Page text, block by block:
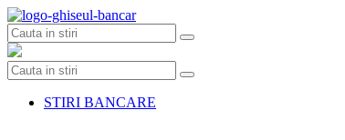
Skip
to
content
STIRI BANCARE